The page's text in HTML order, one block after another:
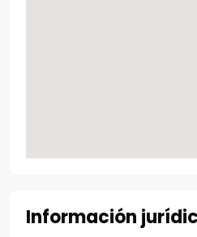
Información